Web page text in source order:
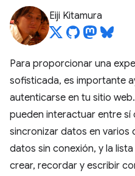
Eiji Kitamura
Para proporcionar una
sofisticada, es importante
autenticarse en tu sitio
pueden interactuar entre sí
sincronizar datos en varios
datos sin conexión, y la
crear, recordar y escribir